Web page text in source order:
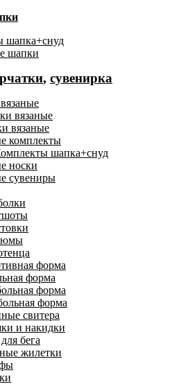
шапка+снуд
шапки
, сувенирка
вязаные
вязаные
комплекты
шапка+снуд
носки
сувениры
форма
форма
форма
форма
свитера
и накидки
бега
жилетки